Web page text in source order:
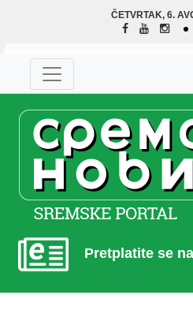
ČETVRTAK, 6.
Pretplatite se